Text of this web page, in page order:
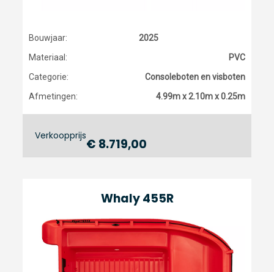
Bouwjaar:
2025
Materiaal:
PVC
Categorie:
Consoleboten en visboten
Afmetingen:
4.99m x 2.10m x 0.25m
Verkoopprijs
€ 8.719,00
Whaly 455R